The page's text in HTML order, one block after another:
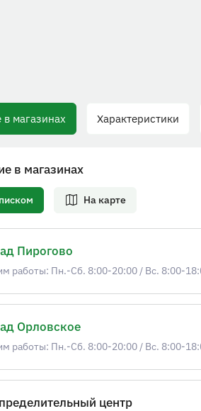
в магазинах Характеристики
в магазинах
На карте
Пирогово
работы: Пн.-Сб. 8:00-20:00 / Вс. 8:00-
Орловское
работы: Пн.-Сб. 8:00-20:00 / Вс. 8:00-
центр